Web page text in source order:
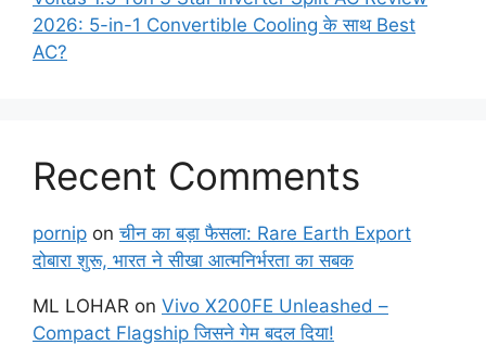
2026: 5-in-1 Convertible Cooling के साथ Best
AC?
Recent Comments
pornip onचीन का बड़ा फैसला: Rare Earth Export
दोबारा शुरू, भारत ने सीखा आत्मनिर्भरता का सबक
ML LOHAR on Vivo X200FE Unleashed –
Compact Flagship जिसने गेम बदल दिया!